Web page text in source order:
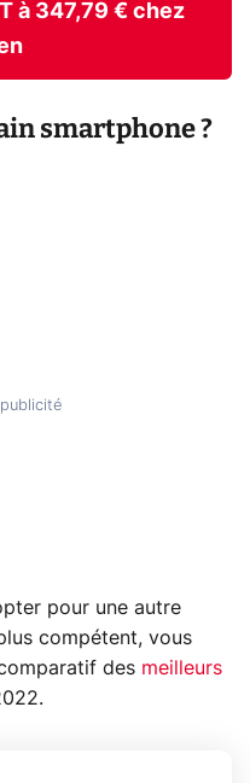
à 347,79 € chez
smartphone ?
pour une autre
compétent, vous
des meilleurs